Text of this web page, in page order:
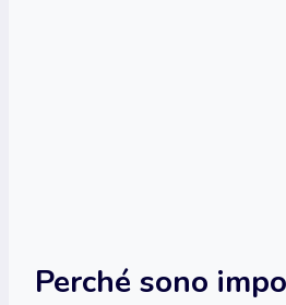
Perché sono